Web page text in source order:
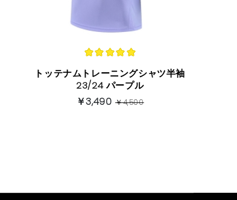
トッテナムトレーニングシャツ半袖
23/24 パープル
￥3,490￥4,500